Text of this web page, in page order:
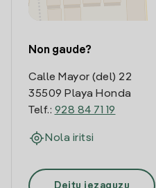
Non gaude?
Calle Mayor (del) 22
35509 Playa Honda
Telf.: 928 84 71 19
Nola iritsi
Deitu iezaguzu